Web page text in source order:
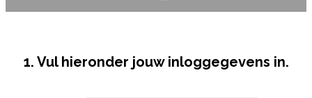
1. Vul hieronder jouw inloggegevens in.